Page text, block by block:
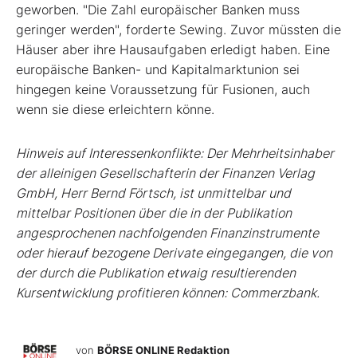
geworben. "Die Zahl europäischer Banken muss
geringer werden", forderte Sewing. Zuvor müssten die
Häuser aber ihre Hausaufgaben erledigt haben. Eine
europäische Banken- und Kapitalmarktunion sei
hingegen keine Voraussetzung für Fusionen, auch
wenn sie diese erleichtern könne.
Hinweis auf Interessenkonflikte: Der Mehrheitsinhaber
der alleinigen Gesellschafterin der Finanzen Verlag
GmbH, Herr Bernd Förtsch, ist unmittelbar und
mittelbar Positionen über die in der Publikation
angesprochenen nachfolgenden Finanzinstrumente
oder hierauf bezogene Derivate eingegangen, die von
der durch die Publikation etwaig resultierenden
Kursentwicklung profitieren können: Commerzbank.
von BÖRSE ONLINE Redaktion